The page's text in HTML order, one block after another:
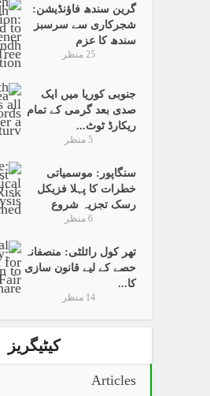
گرین سندھ فاؤنڈیشن:
شجرکاری سے سرسبز
سندھ کا عزم
25 منظر
جنوبی کوریا میں ایک
صدی بعد گرمی کے تمام
ریکارڈ ٹوٹ...
5 منظر
سنگاپور: موسمیاتی
خطرات کا پہلا فزیکل
رسک تجزیہ شروع
6 منظر
تھر کول رائلٹی: منصفانہ
حصے کے لیے قانون سازی
کا...
14 منظر
کیٹیگریز
Articles